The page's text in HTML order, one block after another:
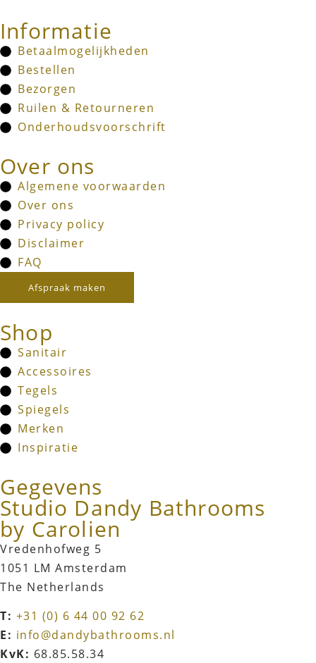
Informatie
Betaalmogelijkheden
Bestellen
Bezorgen
Ruilen & Retourneren
Onderhoudsvoorschrift
Over ons
Algemene voorwaarden
Over ons
Privacy policy
Disclaimer
FAQ
Afspraak maken
Shop
Sanitair
Accessoires
Tegels
Spiegels
Merken
Inspiratie
Gegevens
Studio Dandy Bathrooms
by Carolien
Vredenhofweg 5
1051 LM Amsterdam
The Netherlands
T: +31 (0) 6 44 00 92 62
E: info@dandybathrooms.nl
KvK: 68.85.58.34